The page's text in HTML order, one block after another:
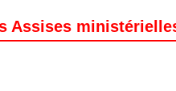
Assises